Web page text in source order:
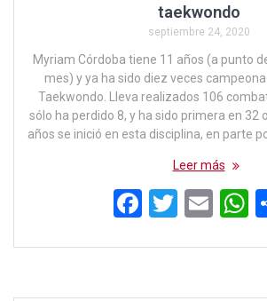
taekwondo
septiembre 24, 2020
Myriam Córdoba tiene 11 años (a punto
mes) y ya ha sido diez veces
Taekwondo. Lleva realizados 106
sólo ha perdido 8, y ha sido primera en 32
años se inició en esta disciplina, en parte
Leer más
F
b
T
er
E